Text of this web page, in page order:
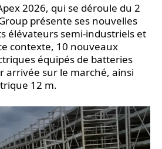
2026, qui se déroule du 2
présente ses nouvelles
élévateurs semi-industriels et
contexte, 10 nouveaux
équipés de batteries
arrivée sur le marché, ainsi
12 m.